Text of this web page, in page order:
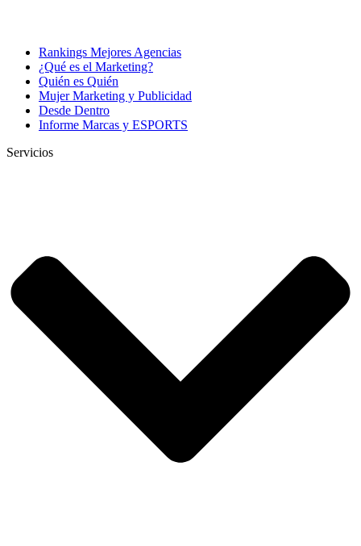
Rankings Mejores Agencias
¿Qué es el Marketing?
Quién es Quién
Mujer Marketing y Publicidad
Desde Dentro
Informe Marcas y ESPORTS
Servicios